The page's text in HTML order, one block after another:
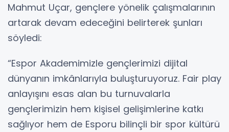
Mahmut Uçar, gençlere yönelik çalışmalarının
artarak devam edeceğini belirterek şunları
söyledi:
“Espor Akademimizle gençlerimizi dijital
dünyanın imkânlarıyla buluşturuyoruz. Fair play
anlayışını esas alan bu turnuvalarla
gençlerimizin hem kişisel gelişimlerine katkı
sağlıyor hem de Esporu bilinçli bir spor kültürü